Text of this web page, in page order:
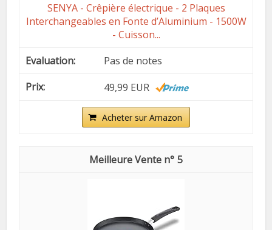
SENYA - Crêpière électrique - 2 Plaques
Interchangeables en Fonte d’Aluminium - 1500W
- Cuisson...
Pas de notes
49,99 EUR
Acheter sur Amazon
5